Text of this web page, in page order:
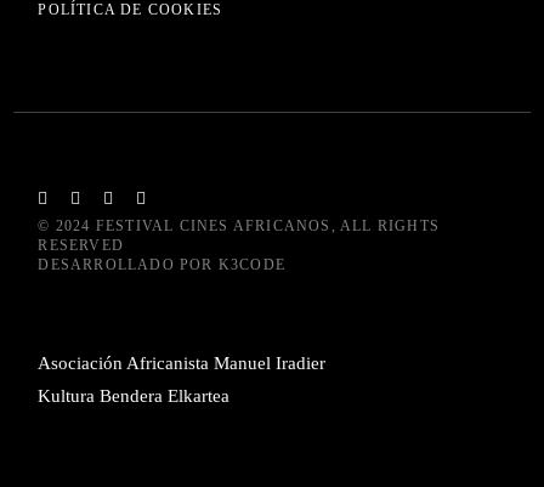
POLÍTICA DE COOKIES
© 2024 FESTIVAL CINES AFRICANOS , ALL RIGHTS
RESERVED
DESARROLLADO POR K3CODE
Asociación Africanista Manuel Iradier
Kultura Bendera Elkartea